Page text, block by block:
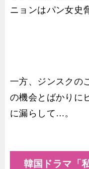
ニョンはパン女史
一方、ジンスクの
の機会とばかりに
に漏らして…。
韓国ドラマ「